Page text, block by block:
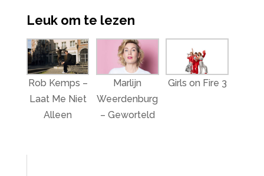
Leuk om te lezen
Rob Kemps –
Laat Me Niet
Alleen
Marlijn
Weerdenburg
– Geworteld
Girls on Fire 3